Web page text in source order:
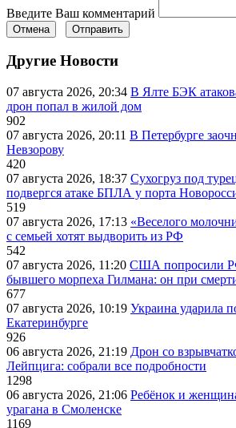
Введите Ваш комментарий
Отмена Отправить
Другие Новости
07 августа 2026, 20:34 В Ялте БЭК
дрон попал в жилой дом
902
07 августа 2026, 20:11 В Петербурге
Невзорову
420
07 августа 2026, 18:37 Сухогруз под
подвергся атаке БПЛА у порта
519
07 августа 2026, 17:13 «Веселого
с семьей хотят выдворить из РФ
542
07 августа 2026, 11:20 США попросили
бывшего морпеха Гилмана: он при
677
07 августа 2026, 10:19 Украина ударила
Екатеринбурге
926
06 августа 2026, 21:19 Дрон со
Лейпцига: собрали все подробности
1298
06 августа 2026, 21:06 Ребёнок и
урагана в Смоленске
1169